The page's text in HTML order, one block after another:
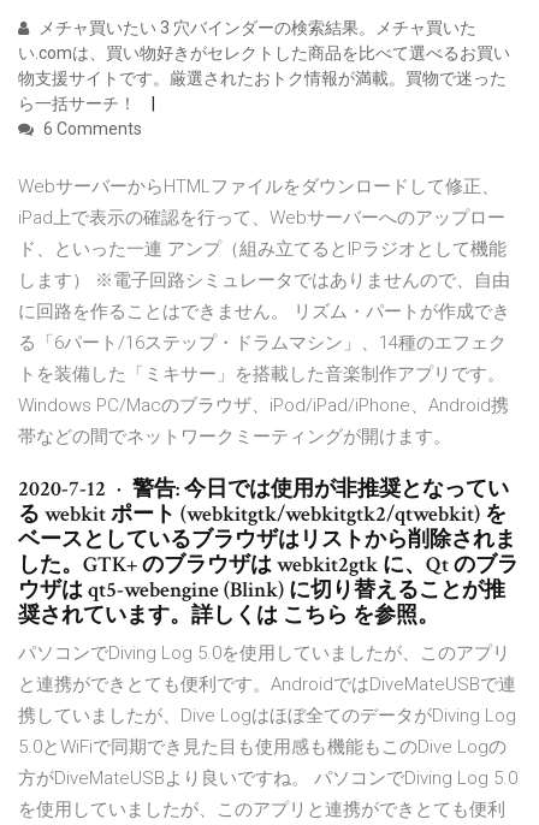
メチャ買いたい 3 穴バインダーの検索結果。メチャ買いた
い.comは、買い物好きがセレクトした商品を比べて選べるお買い
物支援サイトです。厳選されたおトク情報が満載。買物で迷った
ら一括サーチ！
6 Comments
WebサーバーからHTMLファイルをダウンロードして修正、
iPad上で表示の確認を行って、Webサーバーへのアップロー
ド、といった一連 アンプ（組み立てるとIPラジオとして機能
します） ※電子回路シミュレータではありませんので、自由
に回路を作ることはできません。 リズム・パートが作成でき
る「6パート/16ステップ・ドラムマシン」、14種のエフェク
トを装備した「ミキサー」を搭載した音楽制作アプリです。
Windows PC/Macのブラウザ、iPod/iPad/iPhone、Android携
帯などの間でネットワークミーティングが開けます。
2020-7-12 · 警告: 今日では使用が非推奨となってい
る webkit ポート (webkitgtk/webkitgtk2/qtwebkit) を
ベースとしているブラウザはリストから削除されま
した。GTK+ のブラウザは webkit2gtk に、Qt のブラ
ウザは qt5-webengine (Blink) に切り替えることが推
奨されています。詳しくは こちら を参照。
パソコンでDiving Log 5.0を使用していましたが、このアプリ
と連携ができとても便利です。AndroidではDiveMateUSBで連
携していましたが、Dive Logはほぼ全てのデータがDiving Log
5.0とWiFiで同期でき見た目も使用感も機能もこのDive Logの
方がDiveMateUSBより良いですね。 パソコンでDiving Log 5.0
を使用していましたが、このアプリと連携ができとても便利